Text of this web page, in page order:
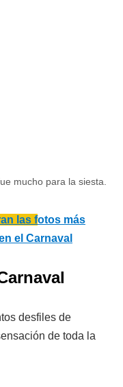
mucho para la siesta.
las fotos más
el Carnaval
desfiles de
de toda la